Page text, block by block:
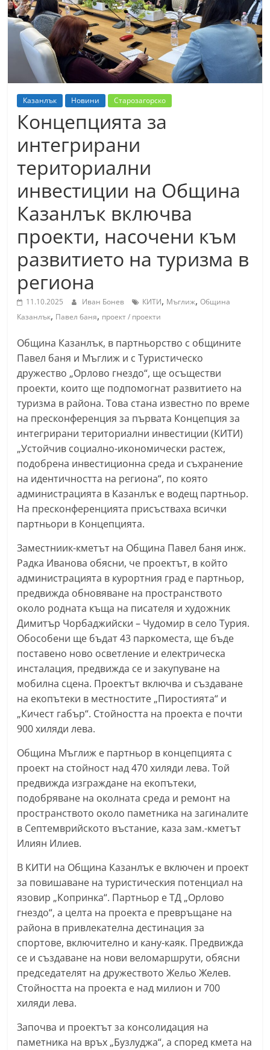
т
К
а
з
н
ъ
к
и
б
л
а
с
т
С
т
а
а
З
г
о
р
а
–
k
a
z
n
l
a
.
i
n
o
,
k
a
z
a
n
l
a
k
b
g
.
i
n
f
o
,
g
a
l
Казанлък Новини Старозагорско
Концепцията за
интегрирани
териториални
инвестиции на Община
Казанлък включва
проекти, насочени към
развитието на туризма в
региона
11.10.2025 Иван Бонев КИТИ, Мъглиж,Община
Казанлък, Павел баня, проект / проекти
Община Казанлък, в партньорство с общините
Павел баня и Мъглиж и с Туристическо
дружество „Орлово гнездо“, ще осъществи
проекти, които ще подпомогнат развитието на
туризма в района. Това стана известно по време
на пресконференция за първата Концепция за
интегрирани териториални инвестиции (КИТИ)
„Устойчив социално-икономически растеж,
подобрена инвестиционна среда и съхранение
на идентичността на региона“, по която
администрацията в Казанлък е водещ партньор.
На пресконференцията присъстваха всички
партньори в Концепцията.
Заместниик-кметът на Община Павел баня инж.
Радка Иванова обясни, че проектът, в който
администрацията в курортния град е партньор,
предвижда обновяване на пространството
около родната къща на писателя и художник
Димитър Чорбаджийски – Чудомир в село Турия.
Обособени ще бъдат 43 паркоместа, ще бъде
поставено ново осветление и електрическа
инсталация, предвижда се и закупуване на
мобилна сцена. Проектът включва и създаване
на екопътеки в местностите „Пиростията“ и
„Кичест габър“. Стойността на проекта е почти
900 хиляди лева.
Община Мъглиж е партньор в концепцията с
проект на стойност над 470 хиляди лева. Той
предвижда изграждане на екопътеки,
подобряване на околната среда и ремонт на
пространството около паметника на загиналите
в Септемврийското въстание, каза зам.-кметът
Илиян Илиев.
В КИТИ на Община Казанлък е включен и проект
за повишаване на туристическия потенциал на
язовир „Копринка“. Партньор е ТД „Орлово
гнездо“, а целта на проекта е превръщане на
района в привлекателна дестинация за
спортове, включително и кану-каяк. Предвижда
се и създаване на нови веломаршрути, обясни
председателят на дружеството Жельо Желев.
Стойността на проекта е над милион и 700
хиляди лева.
Започва и проектът за консолидация на
паметника на връх „Бузлуджа“, а според кмета на